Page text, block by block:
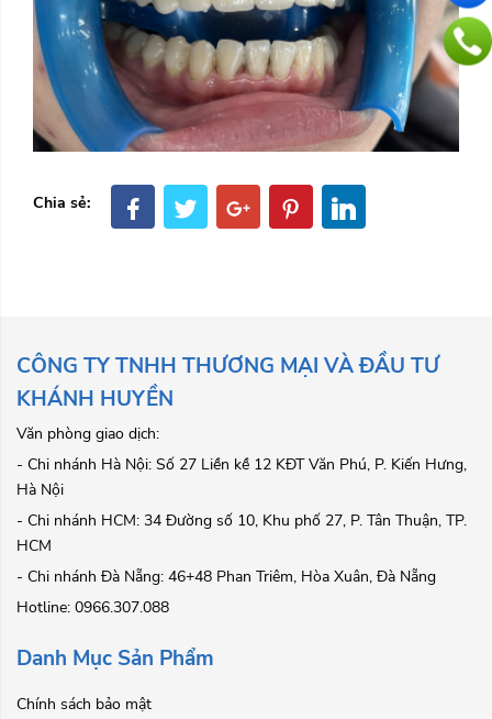
Chia sẻ:
CÔNG TY TNHH THƯƠNG MẠI VÀ ĐẦU TƯ
KHÁNH HUYỀN
Văn phòng giao dịch:
- Chi nhánh Hà Nội: Số 27 Liền kề 12 KĐT Văn Phú, P. Kiến Hưng,
Hà Nội
- Chi nhánh HCM: 34 Đường số 10, Khu phố 27, P. Tân Thuận, TP.
HCM
- Chi nhánh Đà Nẵng: 46+48 Phan Triêm, Hòa Xuân, Đà Nẵng
Hotline: 0966.307.088
Danh Mục Sản Phẩm
Chính sách bảo mật